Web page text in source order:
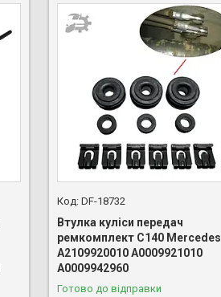
DF-18732
Втулка куліси передач
ремкомплект C140 Mercedes
A2109920010 A0009921010
A0009942960
Готово до відправки